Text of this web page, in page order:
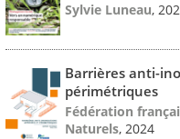
Sylvie Luneau,
Barrières anti-
périmétriques
Fédération
Naturels, 2024